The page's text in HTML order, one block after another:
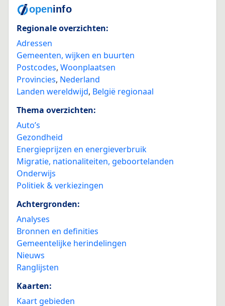
Regionale overzichten:
Adressen
Gemeenten, wijken en buurten
Postcodes, Woonplaatsen
Provincies, Nederland
Landen wereldwijd, België regionaal
Thema overzichten:
Auto’s
Gezondheid
Energieprijzen en energieverbruik
Migratie, nationaliteiten, geboortelanden
Onderwijs
Politiek & verkiezingen
Achtergronden:
Analyses
Bronnen en definities
Gemeentelijke herindelingen
Nieuws
Ranglijsten
Kaarten:
Kaart gebieden